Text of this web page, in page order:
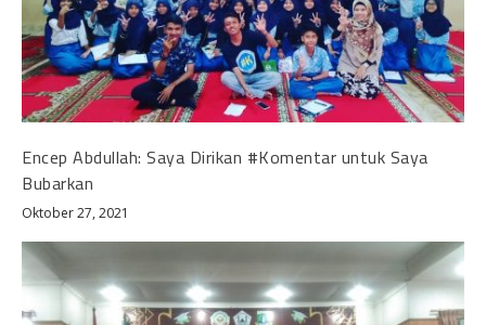
Encep Abdullah: Saya Dirikan #Komentar untuk Saya
Bubarkan
Oktober 27, 2021